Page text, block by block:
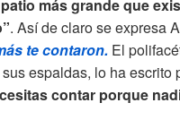
más grande que
. Así de claro se expresa
te contaron. El
espaldas, lo ha escrito
contar porque